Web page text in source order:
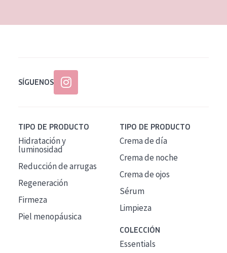
Todas las edades
SÍGUENOS
TIPO DE PRODUCTO
Hidratación y
luminosidad
Reducción de arrugas
Regeneración
Firmeza
Piel menopáusica
TIPO DE PRODUCTO
Crema de día
Crema de noche
Crema de ojos
Sérum
Limpieza
COLECCIÓN
Essentials